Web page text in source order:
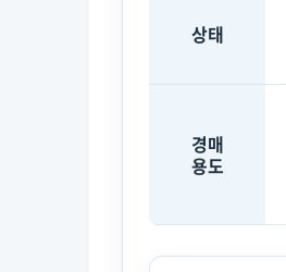
상태
경매
용도